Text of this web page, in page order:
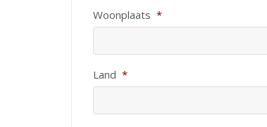
Woonplaats *
Land *